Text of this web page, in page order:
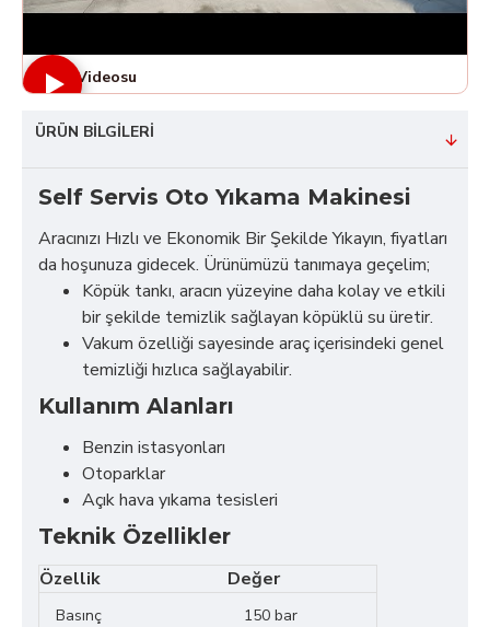
Ürün Videosu
ÜRÜN BILGILERI
Self Servis Oto Yıkama Makinesi
Aracınızı Hızlı ve Ekonomik Bir Şekilde Yıkayın, fiyatları
da hoşunuza gidecek. Ürünümüzü tanımaya geçelim;
Köpük tankı, aracın yüzeyine daha kolay ve etkili
bir şekilde temizlik sağlayan köpüklü su üretir.
Vakum özelliği sayesinde araç içerisindeki genel
temizliği hızlıca sağlayabilir.
Kullanım Alanları
Benzin istasyonları
Otoparklar
Açık hava yıkama tesisleri
Teknik Özellikler
Özellik Değer
Basınç 150 bar